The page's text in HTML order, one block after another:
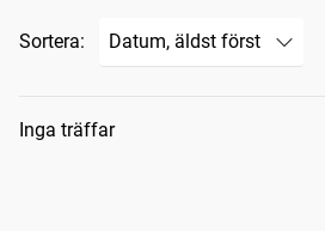
Sortera:
Sökresultat
Inga träffar